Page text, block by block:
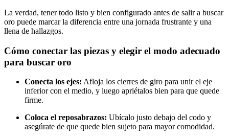
La verdad, tener todo listo y bien configurado antes de salir a buscar
oro puede marcar la diferencia entre una jornada frustrante y una
llena de hallazgos.
Cómo conectar las piezas y elegir el modo adecuado
para buscar oro
Conecta los ejes: Afloja los cierres de giro para unir el eje
inferior con el medio, y luego apriétalos bien para que quede
firme.
Coloca el reposabrazos: Ubícalo justo debajo del codo y
asegúrate de que quede bien sujeto para mayor comodidad.